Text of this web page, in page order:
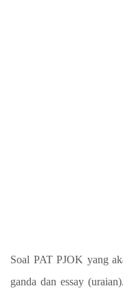
Soal PAT PJOK yang
ganda dan essay